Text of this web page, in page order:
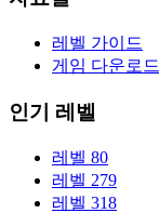
레벨 가이드
게임 다운로드
인기 레벨
레벨 80
레벨 279
레벨 318